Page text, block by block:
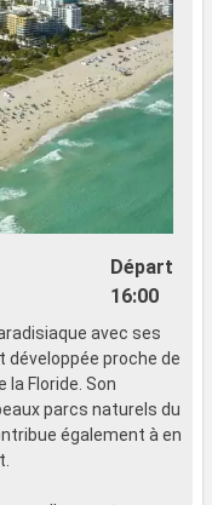
Départ
16:00
avec ses
développée proche de
la Floride. Son
parcs naturels du
également à en